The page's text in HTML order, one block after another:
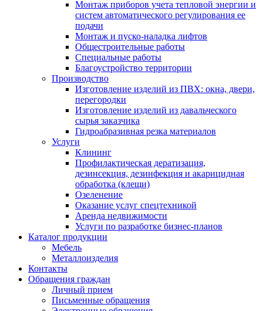
Монтаж приборов учета тепловой энергии и
систем автоматического регулирования ее
подачи
Монтаж и пуско-наладка лифтов
Общестроительные работы
Специальные работы
Благоустройство территории
Производство
Изготовление изделий из ПВХ: окна, двери,
перегородки
Изготовление изделий из давальческого
сырья заказчика
Гидроабразивная резка материалов
Услуги
Клининг
Профилактическая дератизация,
дезинсекция, дезинфекция и акарицидная
обработка (клещи)
Озеленение
Оказание услуг спецтехникой
Аренда недвижимости
Услуги по разработке бизнес-планов
Каталог продукции
Мебель
Металлоизделия
Контакты
Обращения граждан
Личный прием
Письменные обращения